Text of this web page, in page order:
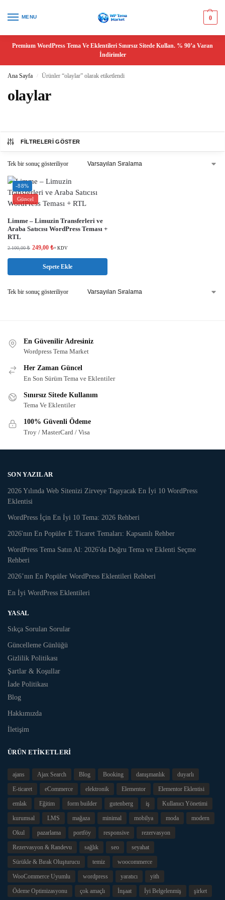
MENU 0
Premium WordPress Tema Ve Eklentileri Sınırsız Sitede Kullan. % 90’a Varan
İndirimler
Ana Sayfa / Ürünler “olaylar” olarak etiketlendi
olaylar
FILTRELERI GÖSTER
Tek bir sonuç gösteriliyor
-88%
Güncel
Limme – Limuzin Transferleri ve
Araba Satıcısı WordPress Teması +
RTL
2.100,00₺ 249,00 ₺+ KDV
Sepete Ekle
Tek bir sonuç gösteriliyor
En Güvenilir Adresiniz
Wordpress Tema Market
Her Zaman Güncel
En Son Sürüm Tema ve Eklentiler
Sınırsız Sitede Kullanım
Tema Ve Eklentiler
100% Güvenli Ödeme
Troy / MasterCard / Visa
SON YAZILAR
2026 Yılında Web Sitenizi Zirveye Taşıyacak En İyi 10 WordPress
Eklentisi
WordPress İçin En İyi 10 Tema: 2026 Rehberi
2026'nın En Popüler E Ticaret Temaları: Kapsamlı Rehber
WordPress Tema Satın Al: 2026'da Doğru Tema ve Eklenti Seçme
Rehberi
2026’nın En Popüler WordPress Eklentileri Rehberi
En İyi WordPress Eklentileri
YASAL
Sıkça Sorulan Sorular
Güncelleme Günlüğü
Gizlilik Politikası
Şartlar & Koşullar
İade Politikası
Blog
Hakkımızda
İletişim
ÜRÜN ETIKETLERI
ajans Ajax Search Blog Booking danışmanlık duyarlı
E-ticaret eCommerce elektronik Elementor Elementor Eklentisi
emlak Eğitim form builder gutenberg iş Kullanıcı Yönetimi
kurumsal LMS mağaza minimal mobilya moda modern
Okul pazarlama portföy responsive rezervasyon
Rezervasyon & Randevu sağlık seo seyahat
Sürükle & Bırak Oluşturucu temiz woocommerce
WooCommerce Uyumlu wordpress yaratıcı yith
Ödeme Optimizasyonu çok amaçlı İnşaat İyi Belgelenmiş şirket